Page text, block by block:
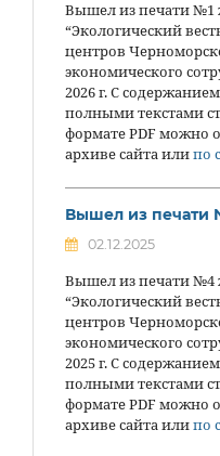
Вышел из печати №1
“Экологический
центров
экономического
2026 г. С
полными текстами
формате PDF можно
архиве сайта илипо
Вышел из печати
02.12.2025
Вышел из печати №4
“Экологический
центров
экономического
2025 г. С
полными текстами
формате PDF можно
архиве сайта илипо